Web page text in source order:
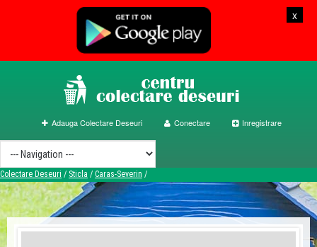
x
Adauga Colectare Deseuri Conectare Inregistrare
Colectare Deseuri / Sticla / Caras-Severin /